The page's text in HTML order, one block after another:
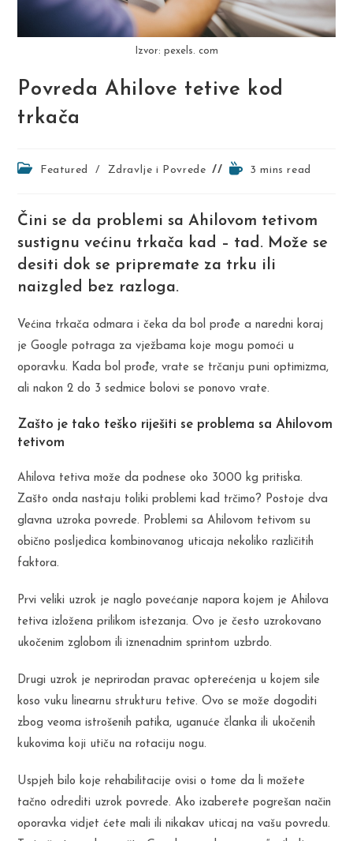
Izvor: pexels. com
Povreda Ahilove tetive kod
trkača
PostFeatured / Zdravlje i Povrede
Reading3 mins read
Čini se da problemi sa Ahilovom tetivom
sustignu većinu trkača kad – tad. Može se
desiti dok se pripremate za trku ili
naizgled bez razloga.
Većina trkača odmara i čeka da bol prođe a naredni koraj
je Google potraga za vježbama koje mogu pomoći u
oporavku. Kada bol prođe, vrate se trčanju puni optimizma,
ali nakon 2 do 3 sedmice bolovi se ponovo vrate.
Zašto je tako teško riješiti se problema sa Ahilovom
tetivom
Ahilova tetiva može da podnese oko 3000 kg pritiska.
Zašto onda nastaju toliki problemi kad trčimo? Postoje dva
glavna uzroka povrede. Problemi sa Ahilovom tetivom su
obično posljedica kombinovanog uticaja nekoliko različitih
faktora.
Prvi veliki uzrok je naglo povećanje napora kojem je Ahilova
tetiva izložena prilikom istezanja. Ovo je često uzrokovano
ukočenim zglobom ili iznenadnim sprintom uzbrdo.
Drugi uzrok je neprirodan pravac opterećenja u kojem sile
koso vuku linearnu strukturu tetive. Ovo se može dogoditi
zbog veoma istrošenih patika, uganuće članka ili ukočenih
kukovima koji utiču na rotaciju nogu.
Uspjeh bilo koje rehabilitacije ovisi o tome da li možete
tačno odrediti uzrok povrede. Ako izaberete pogrešan način
oporavka vidjet ćete mali ili nikakav uticaj na vašu povredu.